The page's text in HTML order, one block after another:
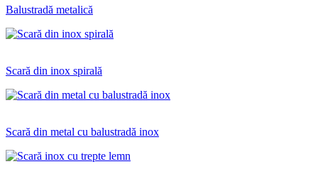
Balustradă metalică
Scară din inox spirală
Scară din metal cu balustradă inox